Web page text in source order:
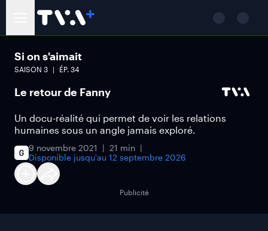
Si on s'aimait
SAISON 3 ÉP. 34
Le retour de Fanny
Un docu-réalité qui permet de voir les relations
humaines sous un angle jamais exploré.
9 novembre 2021
21 min
Disponible jusqu'au 12 septembre 2026
Publicité